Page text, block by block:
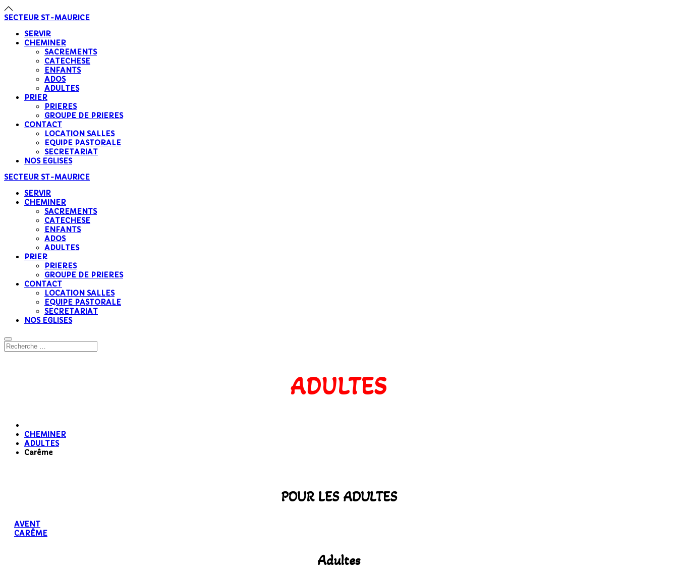
SECTEUR ST-MAURICE
SERVIR
CHEMINER
SACREMENTS
CATECHESE
ENFANTS
ADOS
ADULTES
PRIER
PRIERES
GROUPE DE PRIERES
CONTACT
LOCATION SALLES
EQUIPE PASTORALE
SECRETARIAT
NOS EGLISES
SECTEUR ST-MAURICE
SERVIR
CHEMINER
SACREMENTS
CATECHESE
ENFANTS
ADOS
ADULTES
PRIER
PRIERES
GROUPE DE PRIERES
CONTACT
LOCATION SALLES
EQUIPE PASTORALE
SECRETARIAT
NOS EGLISES
ADULTES
CHEMINER
ADULTES
Carême
POUR LES ADULTES
AVENT
CARÊME
Adultes